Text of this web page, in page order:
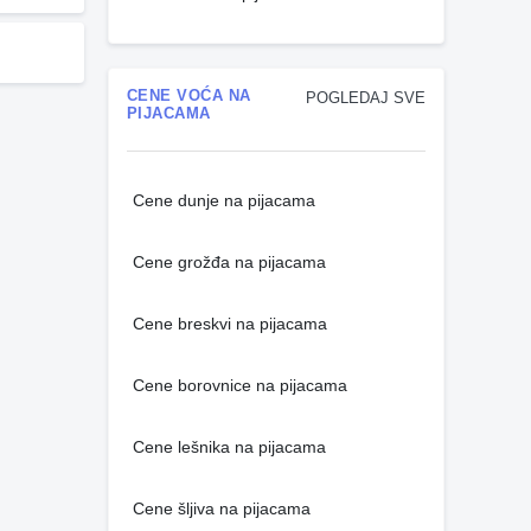
POGLEDAJ SVE
CENE VOĆA NA
PIJACAMA
Cene dunje na pijacama
Cene grožđa na pijacama
Cene breskvi na pijacama
Cene borovnice na pijacama
Cene lešnika na pijacama
Cene šljiva na pijacama